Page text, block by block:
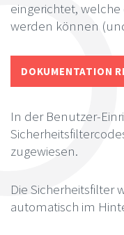
eingerichtet,
werden können
DOKUMENTATION
In der Benutzer-
zugewiesen.
Die Sicherheitsfilter
automatisch im